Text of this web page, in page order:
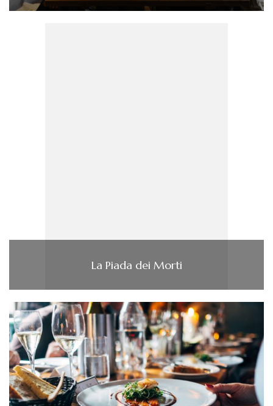
La Piada dei Morti